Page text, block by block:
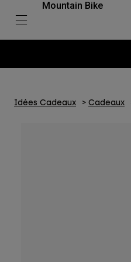
Mountain Bike
Idées Cadeaux Cadeaux